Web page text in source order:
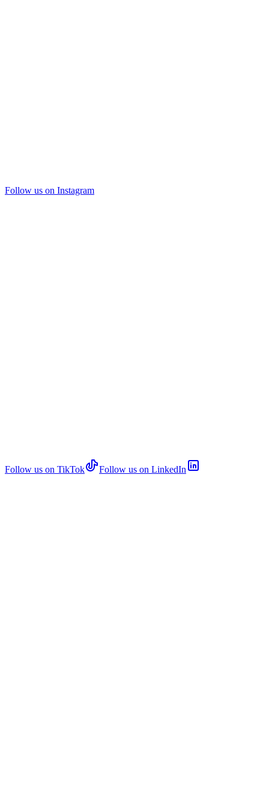
Follow us on Instagram
Follow us on TikTok Follow us on LinkedIn